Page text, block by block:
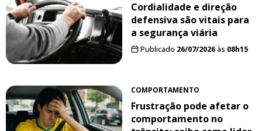
Cordialidade e direção
defensiva são vitais para
a segurança viária
Publicado 26/07/2026às 08h15
COMPORTAMENTO
Frustração pode afetar o
comportamento no